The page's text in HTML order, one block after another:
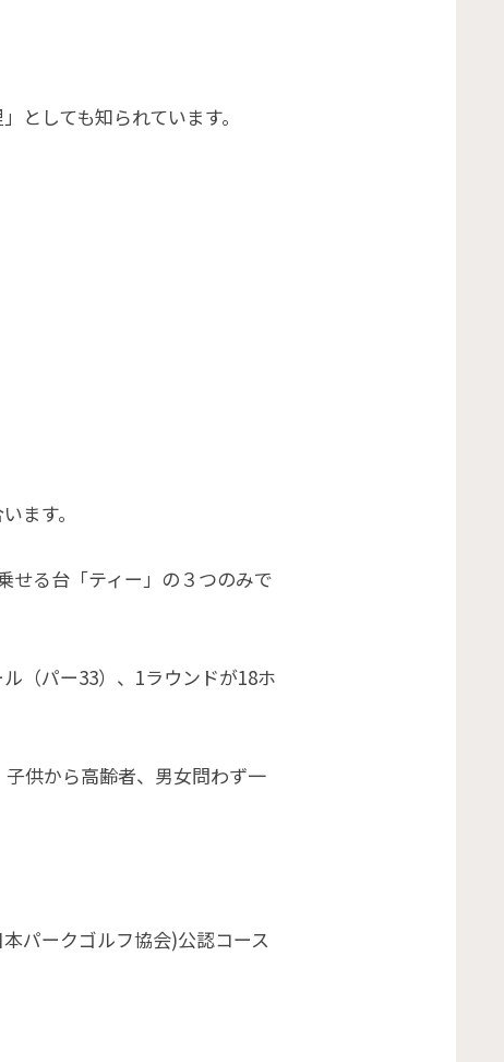
としても知られています。
ます。
せる台「ティー」の３つのみで
（パー33）、1ラウンドが18ホ
供から高齢者、男女問わず一
パークゴルフ協会)公認コース